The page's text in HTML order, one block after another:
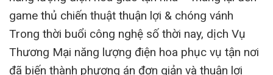
game thủ chiến thuật thuận lợi & chóng vánh
Trong thời buổi công nghệ số thời nay, dịch Vụ
Thương Mại năng lượng điện hoa phục vụ tận nơi
đã biến thành phương án đơn giản và thuận lợi